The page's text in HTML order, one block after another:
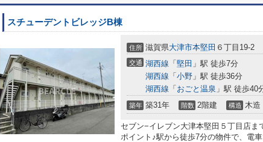
スチューデントビレッジB棟
住所 滋賀県大津市本堅田 ６丁目19-2
交通 湖西線 「 堅田 」駅 徒歩7分
湖西線 「 小野 」駅 徒歩36分
湖西線 「 おごと温泉 」駅 徒歩40
築年 築31年 階数 2階建 構造 木造
セブン−イレブン大津本堅田５丁目店ま
ポイント♪駅から徒歩7分の物件で、電